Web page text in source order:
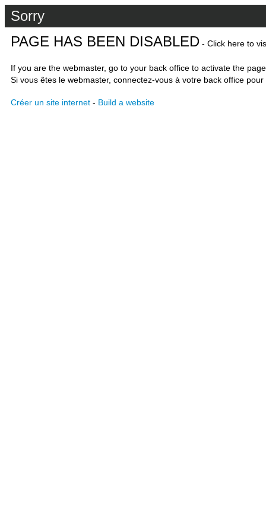
Sorry
PAGE HAS BEEN DISABLED - Click here to
If you are the webmaster, go to your back office to activate the
Si vous êtes le webmaster, connectez-vous à votre back office
Créer un site internet - Build a website